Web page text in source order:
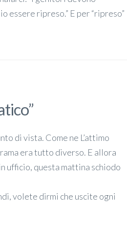
essere ripreso.” E per “ripreso”
di vista. Come ne L’attimo
era tutto diverso. E allora
ufficio, questa mattina schiodo
volete dirmi che uscite ogni